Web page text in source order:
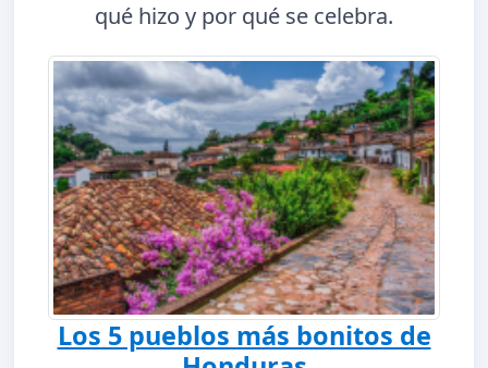
qué hizo y por qué se celebra.
Los 5 pueblos más bonitos de